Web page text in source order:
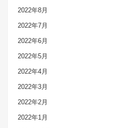
2022年8月
2022年7月
2022年6月
2022年5月
2022年4月
2022年3月
2022年2月
2022年1月